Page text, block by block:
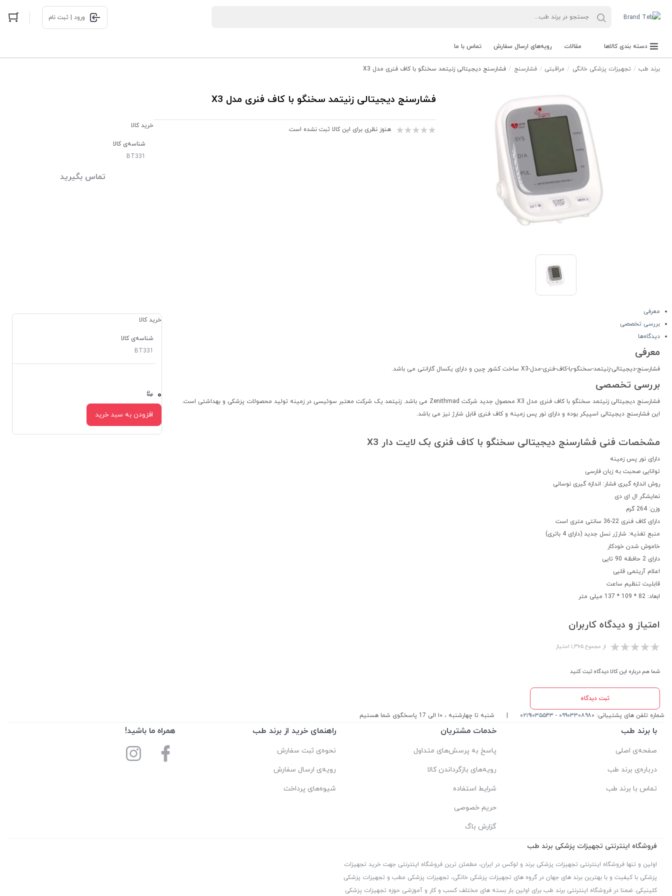
ورود | ثبت نام
دسته بندی کالاها مقالات رویه‌های ارسال سفارش تماس با ما
برند طب تجهیزات پزشکی خانگی مراقبتی فشارسنج فشارسنج دیجیتالی زنیتمد سخنگو با کاف فنری مدل X3
فشارسنج دیجیتالی زنیتمد سخنگو با کاف فنری مدل X3
هنوز نظری برای این کالا ثبت نشده است
خرید کالا
شناسه‌ی کالا
BT331
تماس بگیرید
معرفی
بررسی تخصصی
دیدگاه‌ها
معرفی
فشارسنج-دیجیتالی-زنیتمد-سخنگو-با-کاف-فنری-مدل-X3 ساخت کشور چین و دارای یکسال گارانتی می باشد.
بررسی تخصصی
فشارسنج دیجیتالی زنیتمد سخنگو با کاف فنری مدل X3 محصول جدید شرکت Zenithmad می باشد. زنیتمد یک شرکت معتبر سوئیسی در زمینه تولید محصولات پزشکی و بهداشتی است.
این فشارسنج دیجیتالی اسپیکر بوده و دارای نور پس زمینه و کاف فنری قابل شارژ نیز می باشد.
مشخصات فنی فشارسنج دیجیتالی سخنگو با کاف فنری بک لایت دار X3
دارای نور پس زمینه
توانایی صحبت به زبان فارسی
روش اندازه گیری فشار: اندازه گیری نوسانی
نمایشگر ال ای دی
وزن: 264 گرم
دارای کاف فنری 22-36 سانتی متری است
منبع تغذیه: شارژر نسل جدید (دارای 4 باتری)
خاموش شدن خودکار
دارای 2 حافظه 90 تایی
اعلام آریتمی قلبی
قابلیت تنظیم ساعت
ابعاد: 82 * 109 * 137 میلی متر
امتیاز و دیدگاه کاربران
از مجموع ۱,۳۶۵ امتیاز
شما هم درباره این کالا دیدگاه ثبت کنید
ثبت دیدگاه
خرید کالا
شناسه‌ی کالا
BT331
۰
افزودن به سبد خرید
شماره تلفن های پشتیبانی: ۰۹۹۰۳۳۰۸۹۸۰ - ۰۲۱۹۱۰۳۵۵۴۳ شنبه تا چهارشنبه ، ۱۰ الی 17 پاسخگوی شما هستیم
با برند طب
صفحه‌ی اصلی
درباره‌ی برند طب
تماس با برند طب
خدمات مشتریان
پاسخ به پرسش‌های متداول
رویه‌های بازگرداندن کالا
شرایط استفاده
حریم خصوصی
گزارش باگ
راهنمای خرید از برند طب
نحوه‌ی ثبت سفارش
رویه‌ی ارسال سفارش
شیوه‌های پرداخت
همراه ما باشید!
فروشگاه اینترنتی تجهیزات پزشکی برند طب
اولین و تنها فروشگاه اینترنتی تجهیزات پزشکی برند و لوکس در ایران، مطمئن ترین فروشگاه اینترنتی جهت خرید تجهیزات
پزشکی با کیفیت و با بهترین برند های جهان در گروه های تجهیزات پزشکی خانگی، تجهیزات پزشکی مطب و تجهیزات پزشکی
کلینیکی. ضمنا در فروشگاه اینترنتی برند طب برای اولین بار بسته های مختلف کسب و کار و آموزشی حوزه تجهیزات پزشکی